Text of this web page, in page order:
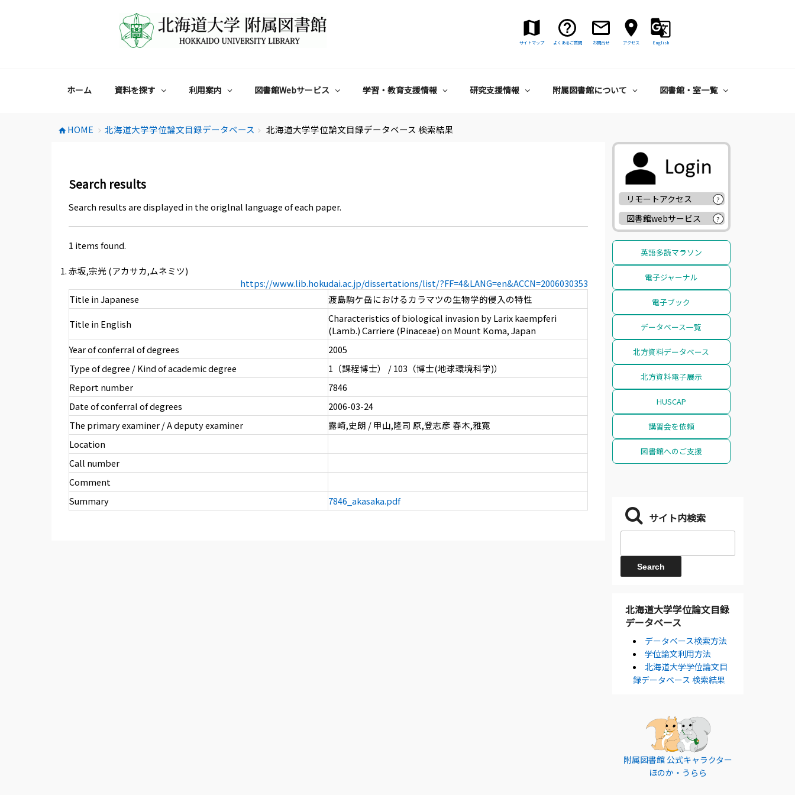
サイトマップ よくあるご質問 お問合せ アクセス English
ホーム 資料を探す 利用案内 図書館Webサービス 学習・教育支援情報 研究支援情報 附属図書館について 図書館・室一覧
home HOME chevron_right 北海道大学学位論文目録データベース chevron_right 北海道大学学位論文目録データベース 検索結果
Search results
Search results are displayed in the origlnal language of each paper.
1 items found.
赤坂,宗光 (アカサカ,ムネミツ)
https://www.lib.hokudai.ac.jp/dissertations/list/?FF=4&LANG=en&ACCN=2006030353
Title in Japanese
渡島駒ケ岳におけるカラマツの生物学的侵入の特性
Title in English
Characteristics of biological invasion by Larix kaempferi
(Lamb.) Carriere (Pinaceae) on Mount Koma, Japan
Year of conferral of degrees
2005
Type of degree / Kind of academic degree
1（課程博士） / 103（博士(地球環境科学)）
Report number
7846
Date of conferral of degrees
2006-03-24
The primary examiner / A deputy examiner
露崎,史朗 / 甲山,隆司 原,登志彦 春木,雅寛
Location
Call number
Comment
Summary
7846_akasaka.pdf
リモートアクセス ?
図書館webサービス ?
英語多読マラソン
電子ジャーナル
電子ブック
データベース一覧
北方資料データベース
北方資料電子展示
HUSCAP
講習会を依頼
図書館へのご支援
サイト内検索
北海道大学学位論文目録
データベース
データベース検索方法
学位論文利用方法
北海道大学学位論文目
録データベース 検索結果
附属図書館 公式キャラクター
ほのか・うらら